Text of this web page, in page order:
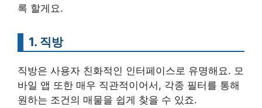
록 할게요.
1. 직방
직방은 사용자 친화적인 인터페이스로 유명해요. 모
바일 앱 또한 매우 직관적이어서, 각종 필터를 통해
원하는 조건의 매물을 쉽게 찾을 수 있죠.